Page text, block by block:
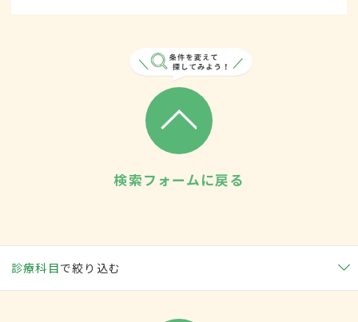
検索フォームに戻る
診療科目で絞り込む